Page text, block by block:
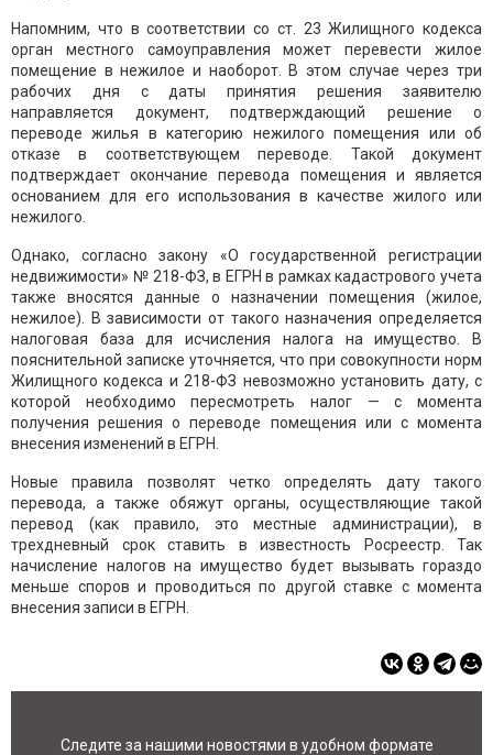
Напомним, что в соответствии со ст. 23 Жилищного кодекса
орган местного самоуправления может перевести жилое
помещение в нежилое и наоборот. В этом случае через три
рабочих дня с даты принятия решения заявителю
направляется документ, подтверждающий решение о
переводе жилья в категорию нежилого помещения или об
отказе в соответствующем переводе. Такой документ
подтверждает окончание перевода помещения и является
основанием для его использования в качестве жилого или
нежилого.
Однако, согласно закону «О государственной регистрации
недвижимости» № 218-ФЗ, в ЕГРН в рамках кадастрового учета
также вносятся данные о назначении помещения (жилое,
нежилое). В зависимости от такого назначения определяется
налоговая база для исчисления налога на имущество. В
пояснительной записке уточняется, что при совокупности норм
Жилищного кодекса и 218-ФЗ невозможно установить дату, с
которой необходимо пересмотреть налог — с момента
получения решения о переводе помещения или с момента
внесения изменений в ЕГРН.
Новые правила позволят четко определять дату такого
перевода, а также обяжут органы, осуществляющие такой
перевод (как правило, это местные администрации), в
трехдневный срок ставить в известность Росреестр. Так
начисление налогов на имущество будет вызывать гораздо
меньше споров и проводиться по другой ставке с момента
внесения записи в ЕГРН.
Следите за нашими новостями в удобном формате